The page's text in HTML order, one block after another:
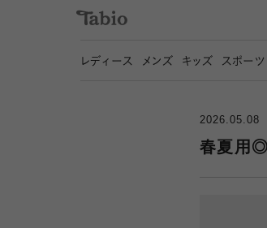
レディース メンズ キッズ スポーツ
2026.05.08
春夏用